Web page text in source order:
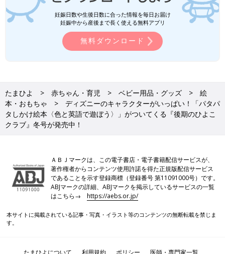
妊娠日数や生後日数に合った情報を毎日お届け
妊娠中から産後まで長く使える無料アプリ
無料ダウンロード
たまひよ 赤ちゃん・育児 ベビー用品・グッズ
絵
本・おもちゃ
ディズニーのキャラクターがいっぱい！「パタパ
タしかけ絵本〈色と英語で遊ぼう〉」がついてくる『後期のひよこ
クラブ』冬号が発売中！
ＡＢＪマークは、この電子書店・電子書籍配信サービスが、
著作権者からコンテンツ使用許諾を得た正規版配信サービス
であることを示す登録商標（登録番号 第11091000号）です。
ABJマークの詳細、ABJマークを掲示しているサービスの一覧
はこちら→https://aebs.or.jp/
本サイトに掲載されている記事・写真・イラスト等のコンテンツの無断転載を禁じま
す。
たまひよについて 利用規約 ポリシー 医師・専門家一覧